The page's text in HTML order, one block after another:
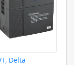
Delta